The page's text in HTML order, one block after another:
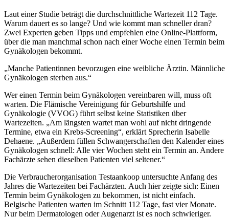
Laut einer Studie beträgt die durchschnittliche Wartezeit 112 Tage.
Warum dauert es so lange? Und wie kommt man schneller dran?
Zwei Experten geben Tipps und empfehlen eine Online-Plattform,
über die man manchmal schon nach einer Woche einen Termin beim
Gynäkologen bekommt.
„Manche Patientinnen bevorzugen eine weibliche Ärztin. Männliche
Gynäkologen sterben aus.“
Wer einen Termin beim Gynäkologen vereinbaren will, muss oft
warten. Die Flämische Vereinigung für Geburtshilfe und
Gynäkologie (VVOG) führt selbst keine Statistiken über
Wartezeiten. „Am längsten wartet man wohl auf nicht dringende
Termine, etwa ein Krebs-Screening“, erklärt Sprecherin Isabelle
Dehaene. „Außerdem füllen Schwangerschaften den Kalender eines
Gynäkologen schnell: Alle vier Wochen steht ein Termin an. Andere
Fachärzte sehen dieselben Patienten viel seltener.“
Die Verbraucherorganisation Testaankoop untersuchte Anfang des
Jahres die Wartezeiten bei Fachärzten. Auch hier zeigte sich: Einen
Termin beim Gynäkologen zu bekommen, ist nicht einfach.
Belgische Patienten warten im Schnitt 112 Tage, fast vier Monate.
Nur beim Dermatologen oder Augenarzt ist es noch schwieriger.